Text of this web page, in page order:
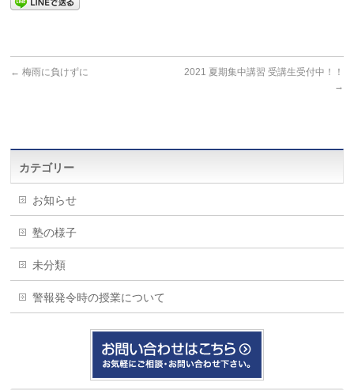
← 梅雨に負けずに
2021 夏期集中講習 受講生受付中！！
→
カテゴリー
お知らせ
塾の様子
未分類
警報発令時の授業について